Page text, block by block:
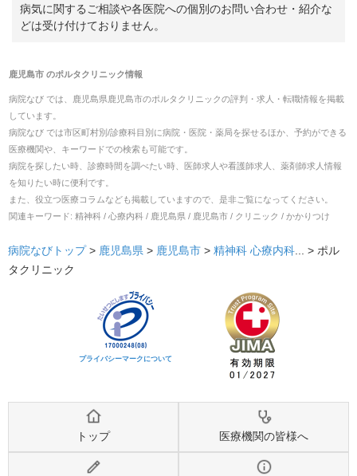
病気に関するご相談や各医院への個別のお問い合わせ・紹介な
どは受け付けておりません。
鹿児島市のポルタクリニック情報
病院なび では、 鹿児島県 鹿児島市のポルタクリニックの評判・求人・転職情報を掲載
しています。
病院なび では市区町村別/診療科目別に病院・医院・薬局を探せるほか、予約ができる
医療機関や、キーワードでの検索も可能です。
病院を探したい時、診療時間を調べたい時、医師求人や看護師求人、薬剤師求人情報
を知りたい時に便利です。
また、役立つ医療コラムなども掲載していますので、是非ご覧になってください。
関連キーワード: 精神科 / 心療内科 / 鹿児島県 / 鹿児島市 / クリニック / かかりつけ
病院なびトップ > 鹿児島県 > 鹿児島市 > 精神科 心療内科... > ポル
タクリニック
プライバシーマークについて
トップ 医療機関の皆様へ